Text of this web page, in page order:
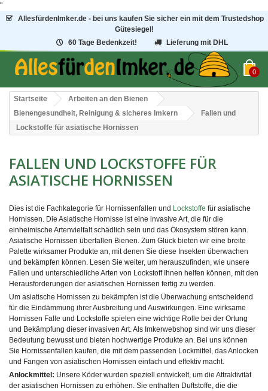
"
AllesfürdenImker.de - bei uns kaufen Sie sicher ein mit dem Trustedshop
Gütesiegel!
60 Tage Bedenkzeit!
Lieferung mit DHL
0
Startseite
Arbeiten an den Bienen
Bienengesundheit, Reinigung & sicheres Imkern
Fallen und
Lockstoffe für asiatische Hornissen
FALLEN UND LOCKSTOFFE FÜR
ASIATISCHE HORNISSEN
Dies ist die Fachkategorie für Hornissenfallen und Lockstoffe für asiatische
Hornissen. Die Asiatische Hornisse ist eine invasive Art, die für die
einheimische Artenvielfalt schädlich sein und das Ökosystem stören kann.
Asiatische Hornissen überfallen Bienen. Zum Glück bieten wir eine breite
Palette wirksamer Produkte an, mit denen Sie diese Insekten überwachen
und bekämpfen können. Lesen Sie weiter, um herauszufinden, wie unsere
Fallen und unterschiedliche Arten von LockstoffIhnen helfen können, mit den
Herausforderungen der asiatischen Hornissen fertig zu werden.
Um asiatische Hornissen zu bekämpfen ist die Überwachung entscheidend
für die Eindämmung ihrer Ausbreitung und Auswirkungen. Eine wirksame
Hornissen Falle und Lockstoffe spielen eine wichtige Rolle bei der Ortung
und Bekämpfung dieser invasiven Art. Als Imkerwebshop sind wir uns dieser
Bedeutung bewusst und bieten hochwertige Produkte an. Bei uns können
Sie Hornissenfallen kaufen, die mit dem passenden Lockmittel, das Anlocken
und Fangen von asiatischen Hornissen einfach und effektiv macht.
Anlockmittel: Unsere Köder wurden speziell entwickelt, um die Attraktivität
der asiatischen Hornissen zu erhöhen. Sie enthalten Duftstoffe, die die